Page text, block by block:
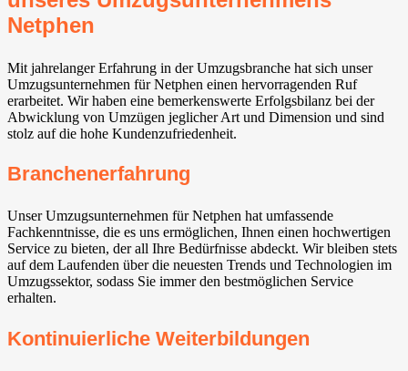
Netphen
Mit jahrelanger Erfahrung in der Umzugsbranche hat sich unser
Umzugsunternehmen für Netphen einen hervorragenden Ruf
erarbeitet. Wir haben eine bemerkenswerte Erfolgsbilanz bei der
Abwicklung von Umzügen jeglicher Art und Dimension und sind
stolz auf die hohe Kundenzufriedenheit.
Branchenerfahrung
Unser Umzugsunternehmen für Netphen hat umfassende
Fachkenntnisse, die es uns ermöglichen, Ihnen einen hochwertigen
Service zu bieten, der all Ihre Bedürfnisse abdeckt. Wir bleiben stets
auf dem Laufenden über die neuesten Trends und Technologien im
Umzugssektor, sodass Sie immer den bestmöglichen Service
erhalten.
Kontinuierliche Weiterbildungen